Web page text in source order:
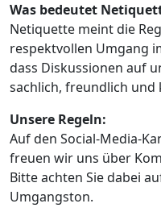
Was bedeutet
Netiquette meint die
respektvollen Umgang
dass Diskussionen auf
sachlich, freundlich
Unsere Regeln:
Auf den Social-Media-
freuen wir uns über
Bitte achten Sie dabei
Umgangston.